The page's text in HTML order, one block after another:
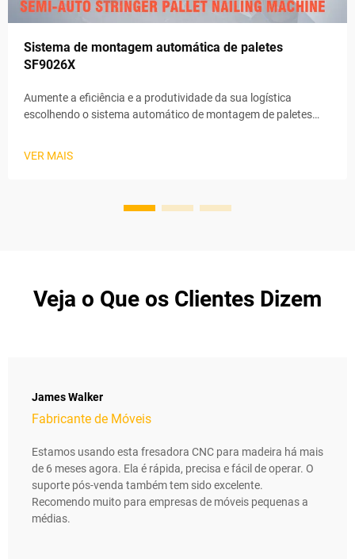
Sistema de montagem automática de paletes
SF9026X
Aumente a eficiência e a produtividade da sua logística
escolhendo o sistema automático de montagem de paletes
paletes com rapidez e precisão, reduzindo significativamente
VER MAIS
Veja o Que os Clientes Dizem
James Walker
Fabricante de Móveis
Estamos usando esta fresadora CNC para madeira há mais
de 6 meses agora. Ela é rápida, precisa e fácil de operar. O
suporte pós-venda também tem sido excelente.
Recomendo muito para empresas de móveis pequenas a
médias.